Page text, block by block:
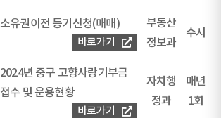
소유권이전 등기신청(매매)
바로가기
부동산
정보과
수시
2024년 중구 고향사랑기부금
접수 및 운용현황
바로가기
자치행
정과
매년
1회